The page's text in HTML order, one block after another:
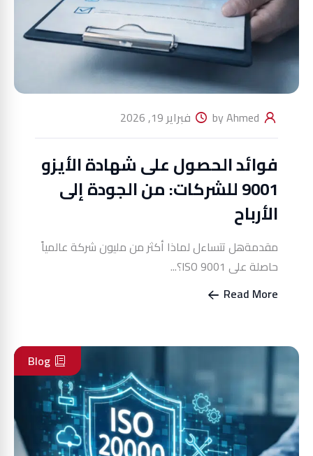
فبراير 19, 2026
فوائد الحصول على شهادة الأيزو
9001 للشركات: من الجودة إلى
الأرباح
مقدمةهل تتساءل لماذا أكثر من مليون شركة عالمياً
حاصلة على ISO 9001؟...
Read More
Blog